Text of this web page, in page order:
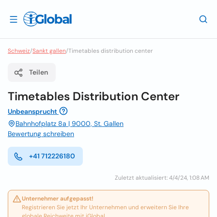
Schweiz/Sankt gallen/Timetables distribution center
Teilen
Timetables Distribution Center
Unbeansprucht
Bahnhofplatz 8a | 9000, St. Gallen
Bewertung schreiben
+41 712226180
Zuletzt aktualisiert: 4/4/24, 1:08 AM
Unternehmer aufgepasst!
Registrieren Sie jetzt Ihr Unternehmen und erweitern Sie Ihre